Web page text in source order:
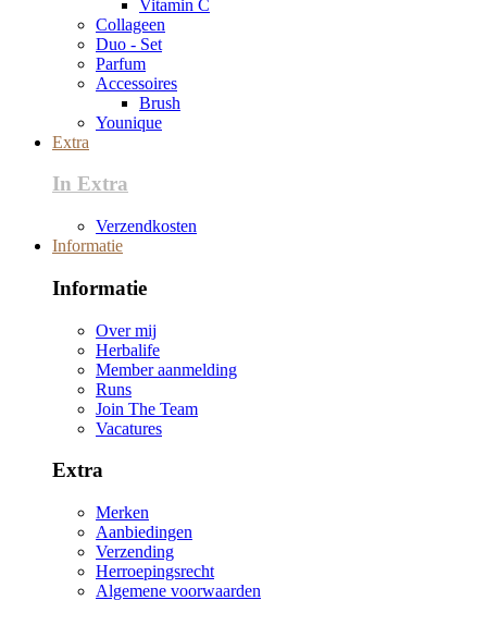
Vitamin C
Collageen
Duo - Set
Parfum
Accessoires
Brush
Younique
Extra
In Extra
Verzendkosten
Informatie
Informatie
Over mij
Herbalife
Member aanmelding
Runs
Join The Team
Vacatures
Extra
Merken
Aanbiedingen
Verzending
Herroepingsrecht
Algemene voorwaarden